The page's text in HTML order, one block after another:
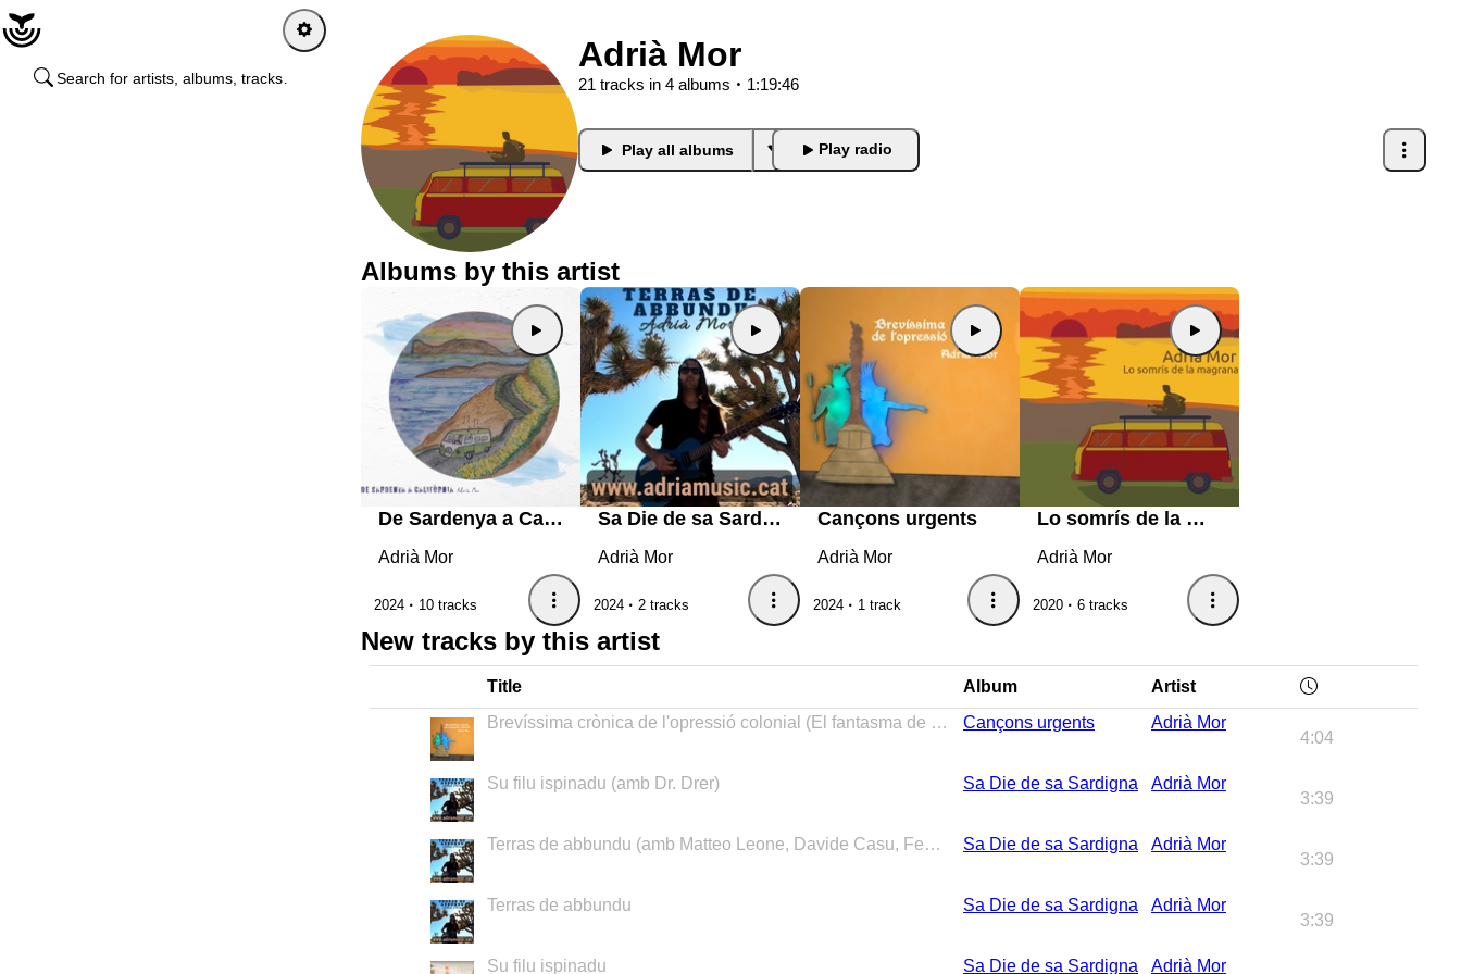
Adrià Mor
21 tracks in 4 albums 1:19:46
Play all albums Play radio
Albums by this artist
De Sardenya a Califòrnia
Adrià Mor
2024 10 tracks
Sa Die de sa Sardigna
Adrià Mor
2024 2 tracks
Cançons urgents
Adrià Mor
2024 1 track
Lo somrís de la magrana
Adrià Mor
2020 6 tracks
New tracks by this artist
Title Album
Artist
Brevíssima crònica de l'opressió colonial (El fantasma de Moctezuma)
Cançons urgents
Adrià Mor
4:04
Su filu ispinadu (amb Dr. Drer) Sa Die de sa Sardigna
Adrià Mor
3:39
Terras de abbundu (amb Matteo Leone, Davide Casu, Federico Marras Perantoni) Sa Die de sa Sardigna
Adrià Mor
3:39
Terras de abbundu Sa Die de sa Sardigna
Adrià Mor
3:39
Su filu ispinadu Sa Die de sa Sardigna
Adrià Mor